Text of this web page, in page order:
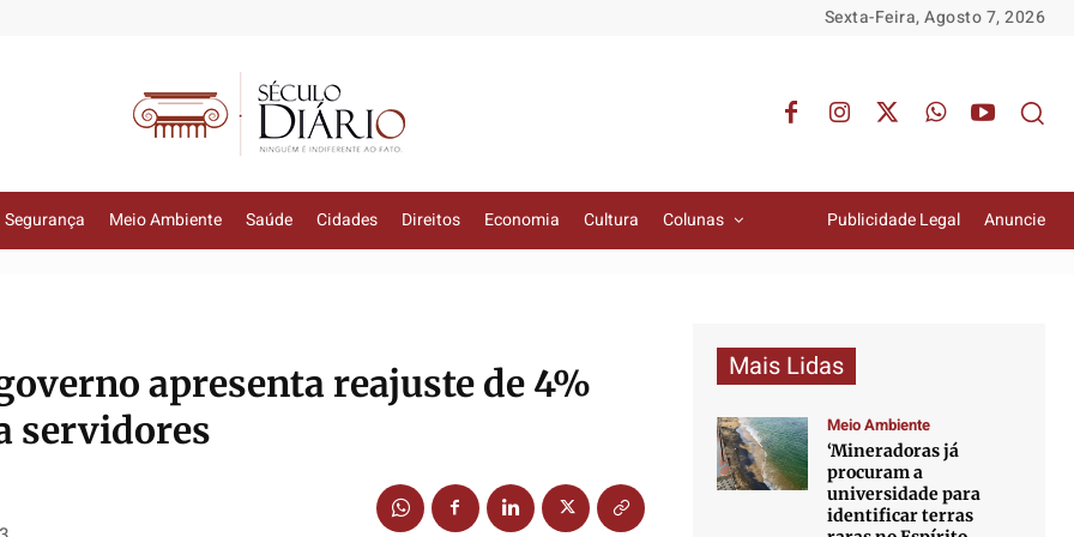
Sexta-Feira, Agosto 7, 2026
Segurança Meio Ambiente Saúde Cidades Direitos Economia Cultura Colunas Publicidade Legal Anuncie
apresenta reajuste de 4%
servidores
Mais Lidas
Meio Ambiente
‘Mineradoras já
procuram a
universidade para
identificar terras